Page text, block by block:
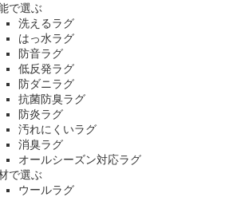
で選ぶ
洗えるラグ
はっ水ラグ
防音ラグ
低反発ラグ
防ダニラグ
抗菌防臭ラグ
防炎ラグ
汚れにくいラグ
消臭ラグ
オールシーズン対応ラグ
で選ぶ
ウールラグ